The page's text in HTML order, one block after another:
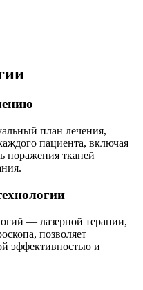
план лечения,
пациента, включая
поражения тканей
— лазерной терапии,
позволяет
эффективностью и